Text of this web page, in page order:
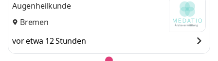
Bonn,
Augenheilkunde
Bremen
vor etwa 12 Stunden